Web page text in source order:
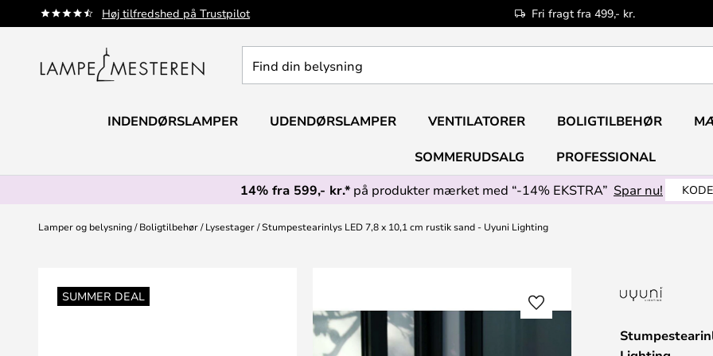
Høj tilfredshed på Trustpilot Fri fragt fra 499,- kr.
Skip
to
din
INDENDØRSLAMPER UDENDØRSLAMPER VENTILATORER BOLIGTILBEHØR
SOMMERUDSALG
PROFESSIONAL
14% fra 599,- kr.* på produkter mærket med “-14% EKSTRA” Spar nu!
Lamper og belysning Boligtilbehør Lysestager Stumpestearinlys LED 7,8 x 10,1 cm rustik sand - Uyuni Lighting
SUMMER DEAL